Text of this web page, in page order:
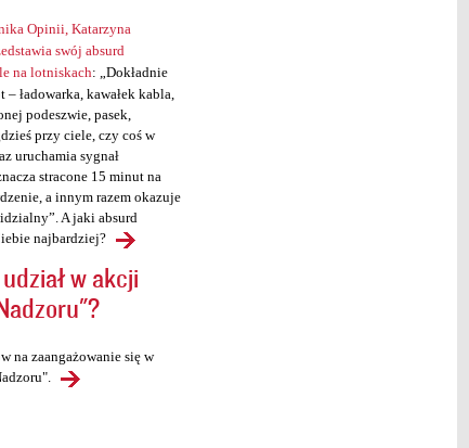
Opinii, Katarzyna
swój absurd
na lotniskach: „Dokładnie
– ładowarka, kawałek kabla,
podeszwie, pasek,
przy ciele, czy coś w
uruchamia sygnał
stracone 15 minut na
a innym razem okazuje
A jaki absurd
najbardziej?
w akcji
na zaangażowanie się w